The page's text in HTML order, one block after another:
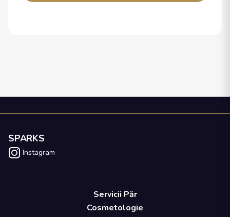
SPARKS
Instagram
Servicii Păr
Cosmetologie